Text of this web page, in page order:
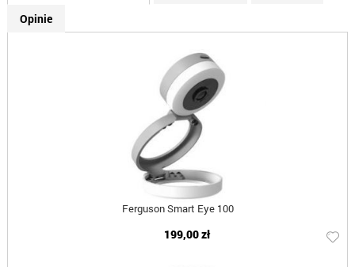
Opinie
Ferguson Smart Eye 100
199,00 zł